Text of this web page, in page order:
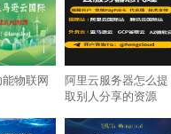
物联网
阿里云服务器怎么提
取别人分享的资源